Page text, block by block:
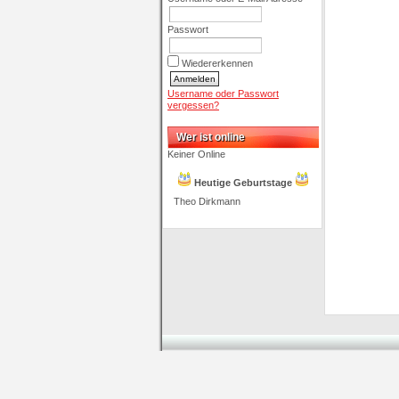
Passwort
Wiedererkennen
Username oder Passwort
vergessen?
Wer ist online
Keiner Online
Heutige Geburtstage
Theo Dirkmann